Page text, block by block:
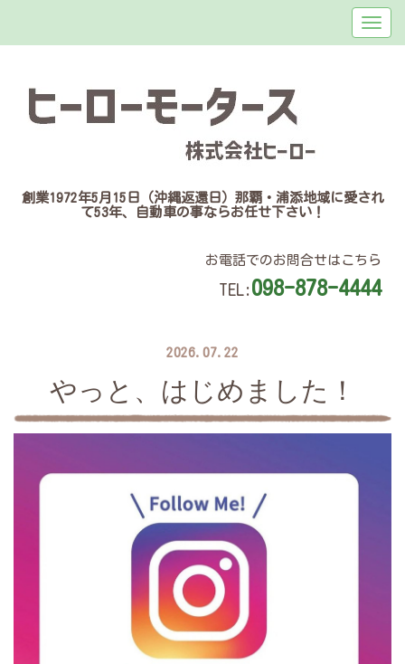
創業1972年5月15日（沖縄返還日）那覇・浦添地域に愛され
て53年、自動車の事ならお任せ下さい！
お電話でのお問合せはこちら
TEL: 098-878-4444
2026.07.22
やっと、はじめました！